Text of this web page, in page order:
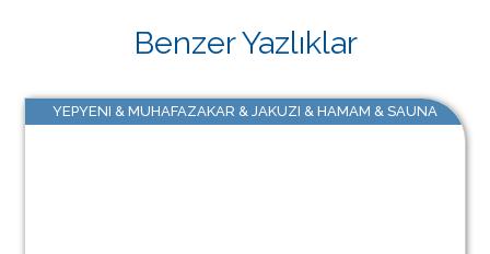
Benzer Yazlıklar
YEPYENI & MUHAFAZAKAR & JAKUZI & HAMAM & SAUNA